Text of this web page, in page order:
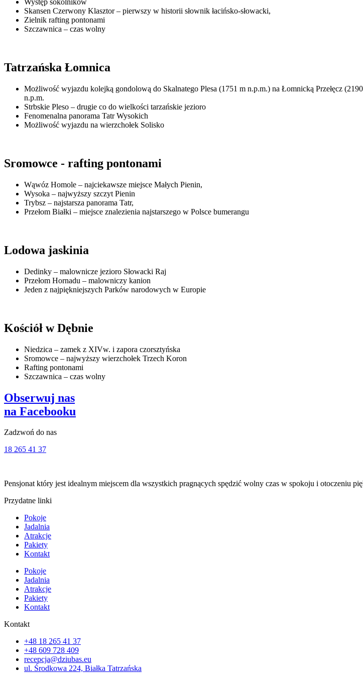
Występ sokolników
Skansen Czerwony Klasztor – pierwszy w historii słownik łacińsko-słowacki,
Zielnik rafting pontonami
Szczawnica – czas wolny
Tatrzańska Łomnica
Możliwość wyjazdu kolejką gondolową do Skalnatego Plesa (1751 m n.p.m.) na Łomnicką Przełęcz
n.p.m.
Strbskie Pleso – drugie co do wielkości tarzańskie jezioro
Fenomenalna panorama Tatr Wysokich
Możliwość wyjazdu na wierzchołek Solisko
Sromowce - rafting pontonami
Wąwóz Homole – najciekawsze miejsce Małych Pienin,
Wysoka – najwyższy szczyt Pienin
Trybsz – najstarsza panorama Tatr,
Przełom Białki – miejsce znalezienia najstarszego w Polsce bumerangu
Lodowa jaskinia
Dedinky – malownicze jezioro Słowacki Raj
Przełom Hornadu – malowniczy kanion
Jeden z najpiękniejszych Parków narodowych w Europie
Kościół w Dębnie
Niedzica – zamek z XIVw. i zapora czorsztyńska
Sromowce – najwyższy wierzchołek Trzech Koron
Rafting pontonami
Szczawnica – czas wolny
Obserwuj nas
na Facebooku
Zadzwoń do nas
18 265 41 37
Pensjonat który jest idealnym miejscem dla wszystkich pragnących spędzić wolny czas w spokoju i otoczeniu
Przydatne linki
Pokoje
Jadalnia
Atrakcje
Pakiety
Kontakt
Pokoje
Jadalnia
Atrakcje
Pakiety
Kontakt
Kontakt
+48 18 265 41 37
+48 609 728 409
recepcja@dziubas.eu
ul. Środkowa 224, Białka Tatrzańska